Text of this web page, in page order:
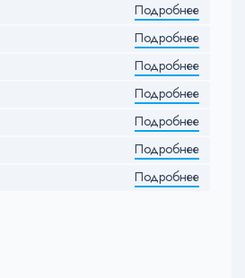
Подробнее
Подробнее
Подробнее
Подробнее
Подробнее
Подробнее
Подробнее